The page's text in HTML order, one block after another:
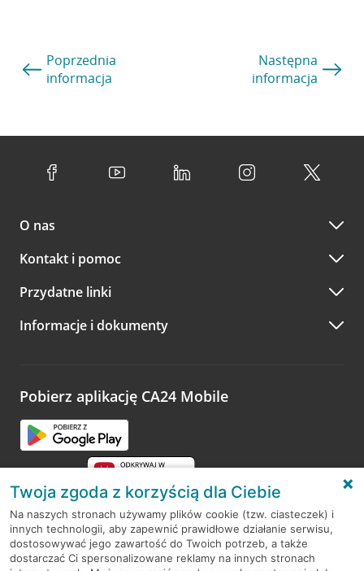
Poprzednia
informacja
Następna
informacja
O nas
Kontakt i pomoc
Przydatne linki
Informacje i dokumenty
Pobierz aplikację CA24 Mobile
RODO
Regulamin serwisu
Twoja zgoda z korzyścią dla Ciebie
Na naszych stronach używamy plików cookie (tzw. ciasteczek) i
innych technologii, aby zapewnić prawidłowe działanie serwisu,
dostosowywać jego zawartość do Twoich potrzeb, a także
dostarczać Ci spersonalizowane reklamy na innych stronach